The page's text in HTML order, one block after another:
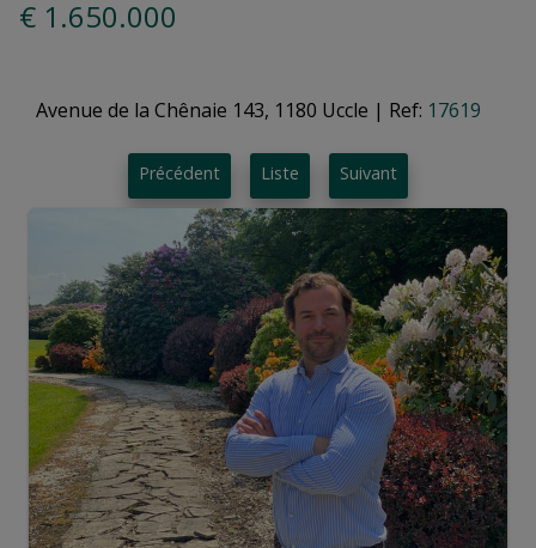
€ 1.650.000
Avenue de la Chênaie 143, 1180 Uccle | Ref: 17619
Précédent Liste Suivant